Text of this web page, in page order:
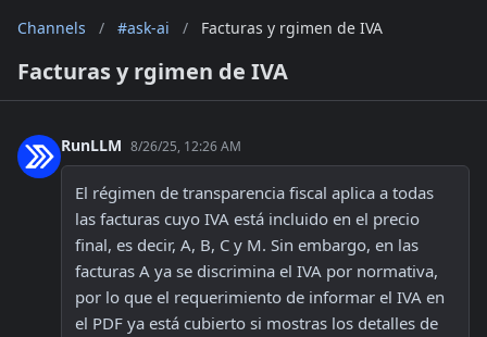
Channels / #ask-ai / Facturas y rgimen de IVA
Facturas y rgimen de IVA
RunLLM 8/26/25, 12:26 AM
El régimen de transparencia fiscal aplica a todas
las facturas cuyo IVA está incluido en el precio
final, es decir, A, B, C y M. Sin embargo, en las
facturas A ya se discrimina el IVA por normativa,
por lo que el requerimiento de informar el IVA en
el PDF ya está cubierto si mostras los detalles de